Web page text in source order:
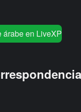
árabe en LiveXP